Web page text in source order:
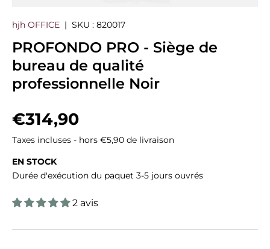
hjh OFFICE | SKU : 820017
PROFONDO PRO - Siège de
bureau de qualité
professionnelle Noir
Prix habituel
€314,90
Taxes incluses - hors €5,90 de livraison
EN STOCK
Durée d'exécution du paquet 3-5 jours ouvrés
2 avis